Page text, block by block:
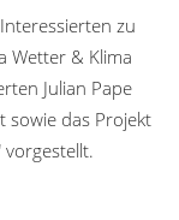
zu
Wetter & Klima
Julian Pape
sowie das Projekt